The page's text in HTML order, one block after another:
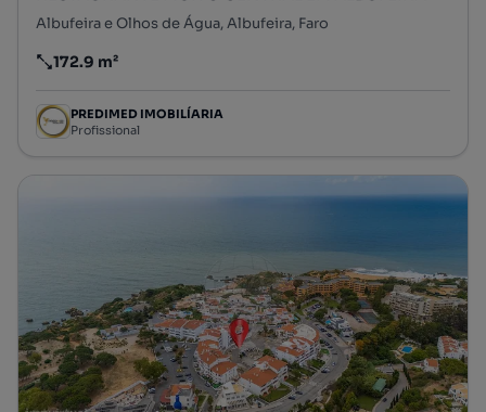
Albufeira e Olhos de Água, Albufeira, Faro
Preço por metro quadrado
172.9 m²
PREDIMED IMOBILÍARIA
Profissional